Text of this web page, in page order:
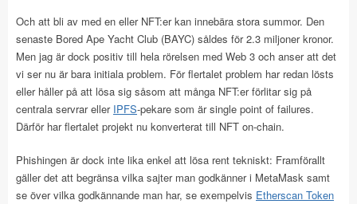
Och att bli av med en eller NFT:er kan innebära stora summor. Den
senaste Bored Ape Yacht Club (BAYC) såldes för 2.3 miljoner kronor.
Men jag är dock positiv till hela rörelsen med Web 3 och anser att det
vi ser nu är bara initiala problem. För flertalet problem har redan lösts
eller håller på att lösa sig såsom att många NFT:er förlitar sig på
centrala servrar eller IPFS-pekare som är single point of failures.
Därför har flertalet projekt nu konverterat till NFT on-chain.
Phishingen är dock inte lika enkel att lösa rent tekniskt: Framförallt
gäller det att begränsa vilka sajter man godkänner i MetaMask samt
se över vilka godkännande man har, se exempelvis Etherscan Token